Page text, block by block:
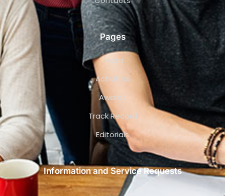
Pages
Team
Activities
Awards
Track Record
Editorials
Information and Service Requests